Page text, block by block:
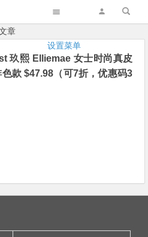
设置菜单
章
玖熙 Elliemae 女士时尚真皮
款 $47.98（可7折，优惠码3